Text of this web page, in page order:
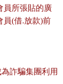
員所張貼的廣
員(借.放款)前
詐騙集團利用